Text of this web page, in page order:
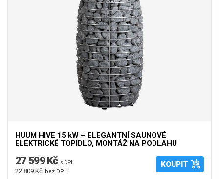
HUUM HIVE 15 kW – ELEGANTNÍ SAUNOVÉ
ELEKTRICKÉ TOPIDLO, MONTÁŽ NA PODLAHU
27 599 Kč s DPH
22 809 Kč bez DPH
KOUPIT